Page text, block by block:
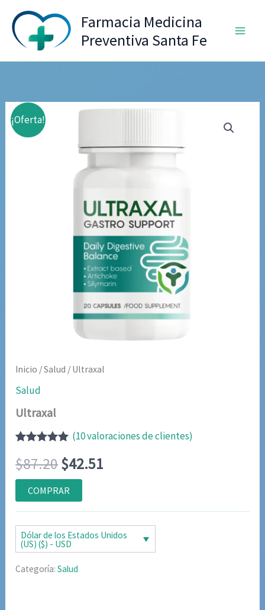
contenido
Farmacia Medicina
Preventiva Santa Fe
¡Oferta!
Inicio /Salud / Ultraxal
Salud
Ultraxal
con4.89de
5 en base a
valoraciones
de clientes
(10valoraciones de clientes)
$87.20El
precio
original
era:
$87.20.
$42.51
actual
es:
COMPRAR
Dólar de los Estados Unidos
(US) ($) - USD
Categoría:Salud